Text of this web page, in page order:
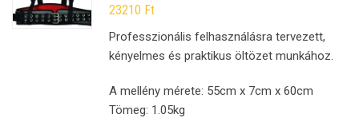
23210 Ft
Professzionális felhasználásra tervezett,
kényelmes és praktikus öltözet munkához.
A mellény mérete: 55cm x 7cm x 60cm
Tömeg: 1.05kg